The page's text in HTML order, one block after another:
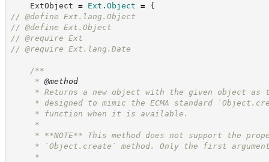
ExtObject = Ext .Object = {
// @define Ext.lang.Object
// @define Ext.Object
// @require Ext
// @require Ext.lang.Date
/**
* @method
* Returns a new object with the given object as
* designed to mimic the ECMA standard
* function when it is available.
*
* **NOTE** This method does not support the
* `Object.create` method. Only the first
*